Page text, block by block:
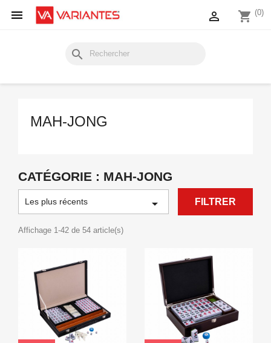
 shopping_cart (0)

search
MAH-JONG
CATÉGORIE : MAH-JONG
Les plus récents  FILTRER
Affichage 1-42 de 54 article(s)